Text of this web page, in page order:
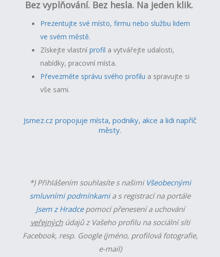
Bez vyplňování. Bez hesla. Na jeden klik.
Prezentujte své místo, firmu nebo službu lidem
ve svém městě.
Získejte vlastníprofil a vytvářejte udalosti,
nabídky, pracovní místa.
Převezměte správu svého profilu a spravujte si
vše sami.
Jsmez.cz propojuje místa, podniky, akce a lidi napříč
městy.
*) Přihlášením souhlasíte s našimi Všeobecnými
smluvními podmínkamia s registrací na portále
Jsem z Hradcepomocí přenesení a uchování
veřejnýchúdajů z Vašeho profilu na sociální síti
Facebook, resp. Google (jméno, profilová fotografie,
e-mail)